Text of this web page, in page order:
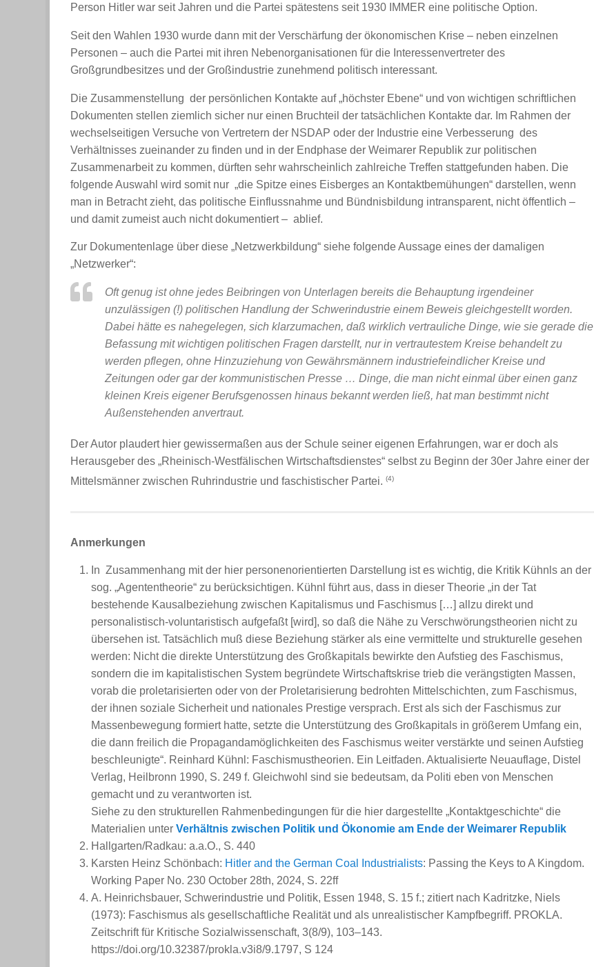
Person Hitler war seit Jahren und die Partei spätestens seit 1930 IMMER eine politische Option.
Seit den Wahlen 1930 wurde dann mit der Verschärfung der ökonomischen Krise – neben einzelnen
Personen – auch die Partei mit ihren Nebenorganisationen für die Interessenvertreter des
Großgrundbesitzes und der Großindustrie zunehmend politisch interessant.
Die Zusammenstellung der persönlichen Kontakte auf „höchster Ebene“ und von wichtigen schriftlichen
Dokumenten stellen ziemlich sicher nur einen Bruchteil der tatsächlichen Kontakte dar. Im Rahmen der
wechselseitigen Versuche von Vertretern der NSDAP oder der Industrie eine Verbesserung des
Verhältnisses zueinander zu finden und in der Endphase der Weimarer Republik zur politischen
Zusammenarbeit zu kommen, dürften sehr wahrscheinlich zahlreiche Treffen stattgefunden haben. Die
folgende Auswahl wird somit nur „die Spitze eines Eisberges an Kontaktbemühungen“ darstellen, wenn
man in Betracht zieht, das politische Einflussnahme und Bündnisbildung intransparent, nicht öffentlich –
und damit zumeist auch nicht dokumentiert – ablief.
Zur Dokumentenlage über diese „Netzwerkbildung“ siehe folgende Aussage eines der damaligen
„Netzwerker“:
Oft genug ist ohne jedes Beibringen von Unterlagen bereits die Behauptung irgendeiner
unzulässigen (!) politischen Handlung der Schwerindustrie einem Beweis gleichgestellt worden.
Dabei hätte es nahegelegen, sich klarzumachen, daß wirklich vertrauliche Dinge, wie sie gerade die
Befassung mit wichtigen politischen Fragen darstellt, nur in vertrautestem Kreise behandelt zu
werden pflegen, ohne Hinzuziehung von Gewährsmännern industriefeindlicher Kreise und
Zeitungen oder gar der kommunistischen Presse … Dinge, die man nicht einmal über einen ganz
kleinen Kreis eigener Berufsgenossen hinaus bekannt werden ließ, hat man bestimmt nicht
Außenstehenden anvertraut.
Der Autor plaudert hier gewissermaßen aus der Schule seiner eigenen Erfahrungen, war er doch als
Herausgeber des „Rheinisch-Westfälischen Wirtschaftsdienstes“ selbst zu Beginn der 30er Jahre einer der
Mittelsmänner zwischen Ruhrindustrie und faschistischer Partei. (4)
Anmerkungen
In Zusammenhang mit der hier personenorientierten Darstellung ist es wichtig, die Kritik Kühnls an der
sog. „Agententheorie“ zu berücksichtigen. Kühnl führt aus, dass in dieser Theorie „in der Tat
bestehende Kausalbeziehung zwischen Kapitalismus und Faschismus […] allzu direkt und
personalistisch-voluntaristisch aufgefaßt [wird], so daß die Nähe zu Verschwörungstheorien nicht zu
übersehen ist. Tatsächlich muß diese Beziehung stärker als eine vermittelte und strukturelle gesehen
werden: Nicht die direkte Unterstützung des Großkapitals bewirkte den Aufstieg des Faschismus,
sondern die im kapitalistischen System begründete Wirtschaftskrise trieb die verängstigten Massen,
vorab die proletarisierten oder von der Proletarisierung bedrohten Mittelschichten, zum Faschismus,
der ihnen soziale Sicherheit und nationales Prestige versprach. Erst als sich der Faschismus zur
Massenbewegung formiert hatte, setzte die Unterstützung des Großkapitals in größerem Umfang ein,
die dann freilich die Propagandamöglichkeiten des Faschismus weiter verstärkte und seinen Aufstieg
beschleunigte“. Reinhard Kühnl: Faschismustheorien. Ein Leitfaden. Aktualisierte Neuauflage, Distel
Verlag, Heilbronn 1990, S. 249 f. Gleichwohl sind sie bedeutsam, da Politi eben von Menschen
gemacht und zu verantworten ist.
Siehe zu den strukturellen Rahmenbedingungen für die hier dargestellte „Kontaktgeschichte“ die
Materialien unter Verhältnis zwischen Politik und Ökonomie am Ende der Weimarer Republik
Hallgarten/Radkau: a.a.O., S. 440
Karsten Heinz Schönbach: Hitler and the German Coal Industrialists: Passing the Keys to A Kingdom.
Working Paper No. 230 October 28th, 2024, S. 22ff
A. Heinrichsbauer, Schwerindustrie und Politik, Essen 1948, S. 15 f.; zitiert nach Kadritzke, Niels
(1973): Faschismus als gesellschaftliche Realität und als unrealistischer Kampfbegriff. PROKLA.
Zeitschrift für Kritische Sozialwissenschaft, 3(8/9), 103–143.
https://doi.org/10.32387/prokla.v3i8/9.1797, S 124